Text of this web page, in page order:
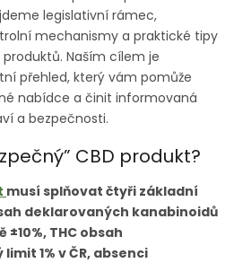
legislativní rámec,
mechanismy a praktické tipy
Naším cílem je
přehled, který vám pomůže
nabídce a činit informovaná
a bezpečnosti.
CBD produkt?
musí splňovat čtyři základní
deklarovaných kanabinoidů
THC obsah
1% v ČR, absenci